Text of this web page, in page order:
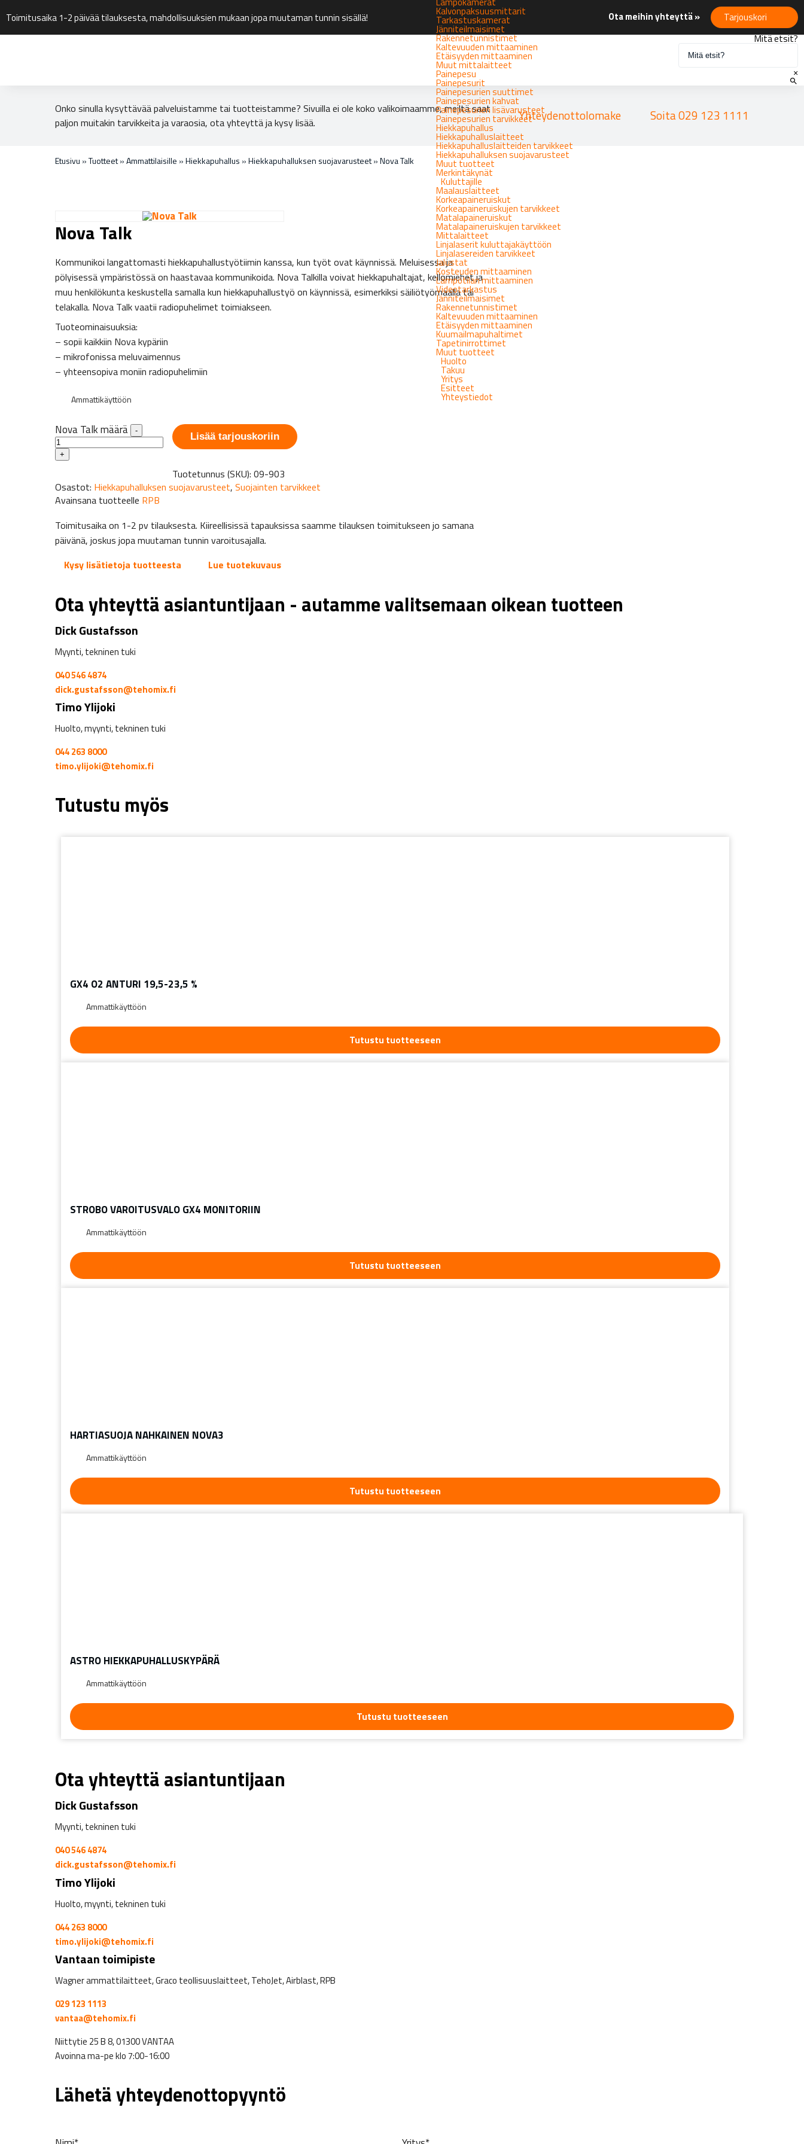
Toimitusaika 1-2 päivää tilauksesta, mahdollisuuksien mukaan jopa muutaman tunnin sisällä! Ota meihin yhteyttä » Tarjouskori
Kalvonpaksuusmittarit
Tarkastuskamerat
Jänniteilmaisimet
Rakennetunnistimet
Kaltevuuden mittaaminen
Etäisyyden mittaaminen
Muut mittalaitteet
Painepesu
Painepesurit
Painepesurien suuttimet
Painepesurien kahvat
Painepesurien lisävarusteet
Painepesurien tarvikkeet
Hiekkapuhallus
Hiekkapuhalluslaitteet
Hiekkapuhalluslaitteiden tarvikkeet
Hiekkapuhalluksen suojavarusteet
Muut tuotteet
Merkintäkynät
Kuluttajille
Maalauslaitteet
Korkeapaineruiskut
Korkeapaineruiskujen tarvikkeet
Matalapaineruiskut
Matalapaineruiskujen tarvikkeet
Mittalaitteet
Linjalaserit kuluttajakäyttöön
Linjalasereiden tarvikkeet
Jalustat
Kosteuden mittaaminen
Lämpötilan mittaaminen
Videotarkastus
Jänniteilmaisimet
Rakennetunnistimet
Kaltevuuden mittaaminen
Etäisyyden mittaaminen
Kuumailmapuhaltimet
Tapetinirrottimet
Muut tuotteet
Huolto
Takuu
Yritys
Esitteet
Yhteystiedot
Mitä etsit?
×
Onko sinulla kysyttävää palveluistamme tai tuotteistamme? Sivuilla ei ole koko valikoimaamme, meiltä saat
paljon muitakin tarvikkeita ja varaosia, ota yhteyttä ja kysy lisää.
Yhteydenottolomake Soita 029 123 1111
Etusivu »Tuotteet»Ammattilaisille »Hiekkapuhallus »Hiekkapuhalluksen suojavarusteet»Nova Talk
Nova Talk
Kommunikoi langattomasti hiekkapuhallustyötiimin kanssa, kun työt ovat käynnissä. Meluisessa ja
pölyisessä ympäristössä on haastavaa kommunikoida. Nova Talkilla voivat hiekkapuhaltajat, kellomiehet ja
muu henkilökunta keskustella samalla kun hiekkapuhallustyö on käynnissä, esimerkiksi säiliötyömaalla tai
telakalla. Nova Talk vaatii radiopuhelimet toimiakseen.
Tuoteominaisuuksia:
– sopii kaikkiin Nova kypäriin
– mikrofonissa meluvaimennus
– yhteensopiva moniin radiopuhelimiin
Ammattikäyttöön
Nova Talk määrä -
+
Lisää tarjouskoriin
Tuotetunnus (SKU): 09-903
Osastot: Hiekkapuhalluksen suojavarusteet, Suojainten tarvikkeet
Avainsana tuotteelle RPB
Toimitusaika on 1-2 pv tilauksesta. Kiireellisissä tapauksissa saamme tilauksen toimitukseen jo samana
päivänä, joskus jopa muutaman tunnin varoitusajalla.
Kysy lisätietoja tuotteesta
Lue tuotekuvaus
Ota yhteyttä asiantuntijaan - autamme valitsemaan oikean tuotteen
Dick Gustafsson
Myynti, tekninen tuki
040 546 4874
dick.gustafsson@tehomix.fi
Timo Ylijoki
Huolto, myynti, tekninen tuki
044 263 8000
timo.ylijoki@tehomix.fi
Tutustu myös
GX4 O2 ANTURI 19,5-23,5 %
Ammattikäyttöön
Tutustu tuotteeseen
STROBO VAROITUSVALO GX4 MONITORIIN
Ammattikäyttöön
Tutustu tuotteeseen
HARTIASUOJA NAHKAINEN NOVA3
Ammattikäyttöön
Tutustu tuotteeseen
ASTRO HIEKKAPUHALLUSKYPÄRÄ
Ammattikäyttöön
Tutustu tuotteeseen
Ota yhteyttä asiantuntijaan
Dick Gustafsson
Myynti, tekninen tuki
040 546 4874
dick.gustafsson@tehomix.fi
Timo Ylijoki
Huolto, myynti, tekninen tuki
044 263 8000
timo.ylijoki@tehomix.fi
Vantaan toimipiste
Wagner ammattilaitteet, Graco teollisuuslaitteet, TehoJet, Airblast, RPB
029 123 1113
vantaa@tehomix.fi
Niittytie 25 B 8, 01300 VANTAA
Avoinna ma-pe klo 7:00-16:00
Lähetä yhteydenottopyyntö